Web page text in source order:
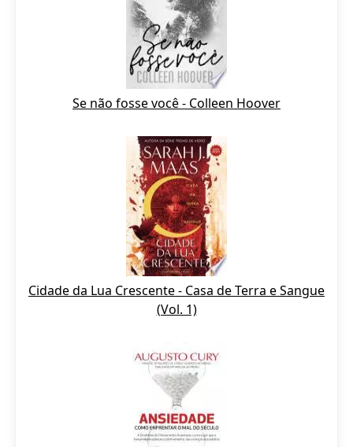
Se não fosse você - Colleen Hoover
Cidade da Lua Crescente - Casa de Terra e Sangue
(Vol. 1)